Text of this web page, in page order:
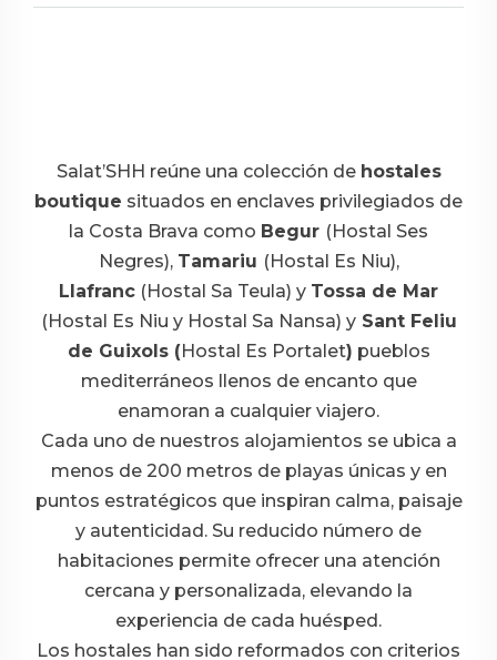
Salat’SHH reúne una colección de hostales
boutique situados en enclaves privilegiados de
la Costa Brava como Begur (Hostal Ses
Negres), Tamariu (Hostal Es Niu),
Llafranc (Hostal Sa Teula) y Tossa de Mar
(Hostal Es Niu y Hostal Sa Nansa) ySant Feliu
de Guixols (Hostal Es Portalet) pueblos
mediterráneos llenos de encanto que
enamoran a cualquier viajero.
Cada uno de nuestros alojamientos se ubica a
menos de 200 metros de playas únicas y en
puntos estratégicos que inspiran calma, paisaje
y autenticidad. Su reducido número de
habitaciones permite ofrecer una atención
cercana y personalizada, elevando la
experiencia de cada huésped.
Los hostales han sido reformados con criterios